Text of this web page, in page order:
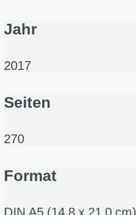
Jahr
2017
Seiten
270
Format